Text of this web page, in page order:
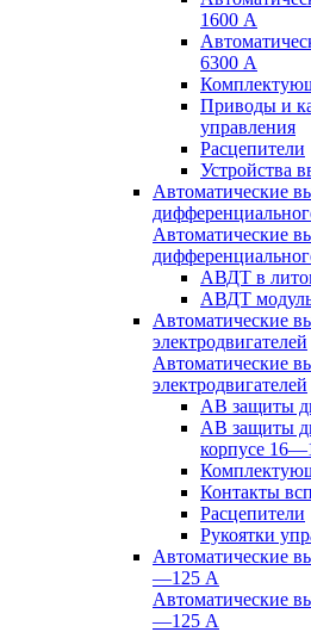
1600 А
6300 А
Приводы и
управления
Расцепители
Устройства
Автоматические
Автоматические
АВДТ в
АВДТ
Автоматические
электродвигателей
Автоматические
электродвигателей
АВ защиты
АВ защиты
корпусе
Контакты
Расцепители
Рукоятки
Автоматические
—125 А
Автоматические
—125 А